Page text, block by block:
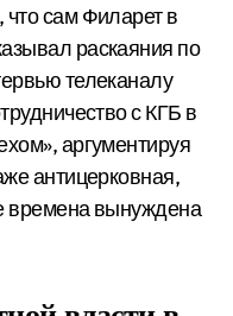
что сам Филарет в
раскаяния по
телеканалу
с КГБ в
аргументируя
антицерковная,
времена вынуждена